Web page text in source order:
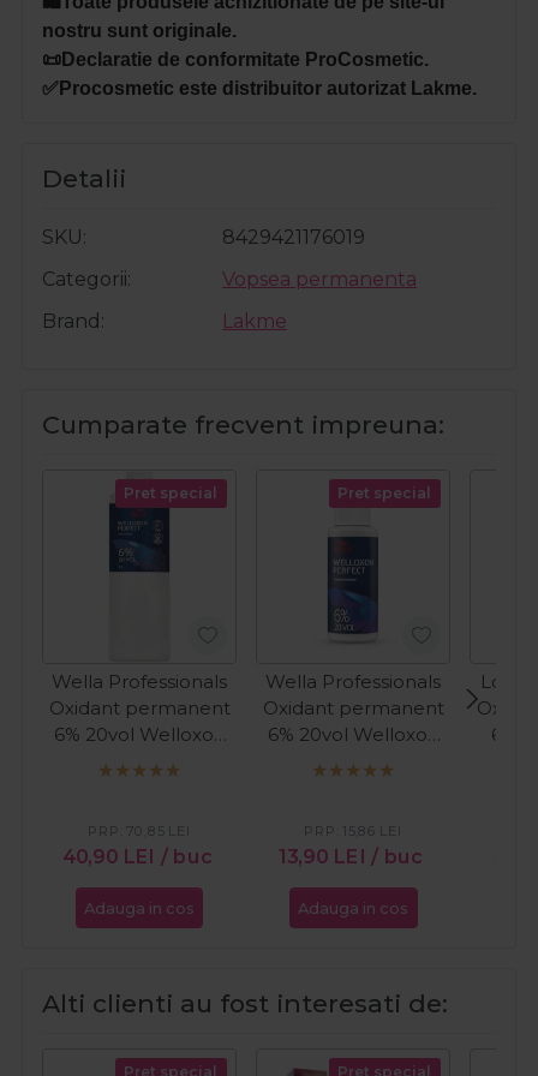
nostru sunt originale.
📜Declaratie de conformitate ProCosmetic.
✅Procosmetic este distribuitor autorizat Lakme.
Detalii
SKU
8429421176019
Categorii
Vopsea permanenta
Brand
Lakme
Cumparate frecvent impreuna:
Pret special
Wella Professionals
Oxidant permanent
6% 20vol Welloxon
Perfect 1000ml
40,90 LEI / buc
PRP:70,85 LEI
Adauga in cos
Pret special
Wella Professionals
Oxidant permanent
6% 20vol Welloxon
Perfect 60ml
13,90 LEI / buc
PRP: 15,86 LEI
Adauga in cos
6%
Alti clienti au fost interesati de:
Pret special Pret special